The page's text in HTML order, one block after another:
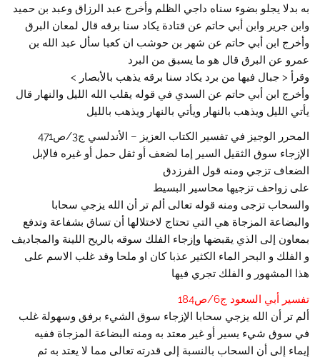
به بدلا يجلو بضوء سناه داجي الظلم وأخرج عبد الرزاق وعبد بن حميد
وابن جرير وابن أبي حاتم عن قتادة يكاد سنا برقه قال لمعان البرق
وأخرج ابن أبي حاتم عن شهر بن حوشب ان كعبا سأل عبد الله بن
عمرو عن البرق قال هو ما يسبق من البرد
وقرأ < جبال فيها من برد يكاد سنا برقه يذهب بالأبصار >
وأخرج ابن أبي حاتم عن السدي في قوله يقلب الله الليل والنهار قال
يأتي الليل ويذهب بالنهار ويأتي بالنهار ويذهب بالليل
المحرر الوجيز في تفسير الكتاب العزيز – الأندلسي ج3/ص471
الإزجاء سوق الثقيل السير إما لضعف أو ثقل حمل أو غيره فالإبل
الضعاف تزجي ومنه قول الفرزدق
على زواحف تزجيها محاسير البسيط
والسحاب تزجى ومنه قوله تعالى ألم تر أن الله يزجي سحابا
والبضاعة المزجاة هي التي تحتاج لاختلالها أن تساق بشفاعة وتدفع
بمعاون إلى الذي يقبضها وإزجاء الفلك سوقه بالريح اللينة والمجاديف
و الفلك و البحر الماء الكثير عذبا كان او ملحا وقد غلب الاسم على
هذا المشهور و الفلك تجري فيها
تفسير أبي السعود ج6/ص184
ألم تر أن الله يزجي سحابا الإزجاء سوق الشيء برفق وسهولة غلب
في سوق شيء يسير أو غير معتد به ومنه البضاعة المزجاة ففيه
إيماء إلى أن السحاب بالنسبة إلى قدرته تعالى مما لا يعتد به ثم